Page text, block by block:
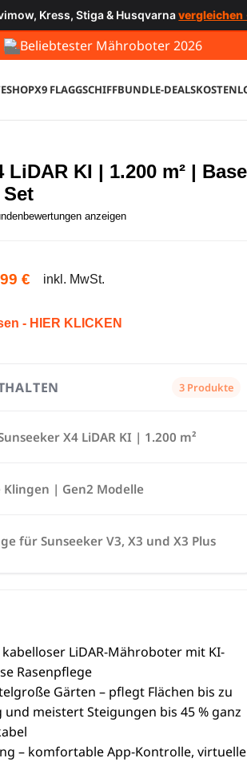
Kress, Stiga & Husqvarnavergleichen
Beliebtester Mähroboter 2026
SHOPX9 FLAGGSCHIFFBUNDLE-DEALS
LiDAR KI | 1.200 m² | Base
anzeigen
€ inkl. MwSt.
- HIER KLICKEN
3 Produkte
X4 LiDAR KI | 1.200 m²
| Gen2 Modelle
für Sunseeker V3, X3 und X3 Plus
kabelloser LiDAR-Mähroboter mit KI-
Rasenpflege
Gärten – pflegt Flächen bis zu
und meistert Steigungen bis 45 % ganz
– komfortable App-Kontrolle, virtuelle